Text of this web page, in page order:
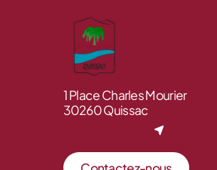
1 Place Charles Mourier
30260 Quissac